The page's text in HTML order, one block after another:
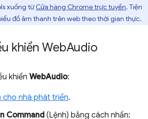
xuống từCửa hàng Chrome trực tuyến. Tiện
đồ âm thanh trên web theo thời gian thực.
khiển WebAudio
khiển WebAudio:
cho nhà phát triển.
Command(Lệnh) bằng cách nhấn: